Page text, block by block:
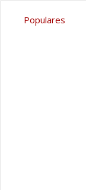
Populares